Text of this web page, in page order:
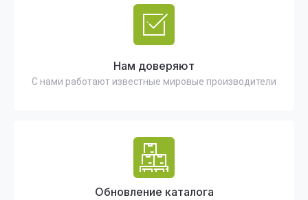
Нам доверяют
С нами работают известные мировые производители
Обновление каталога